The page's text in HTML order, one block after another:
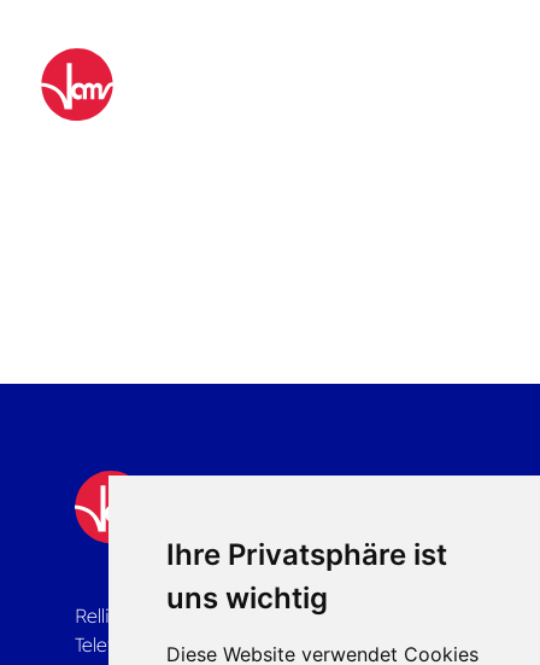
Ihre Privatsphäre ist
uns wichtig
Diese Website verwendet Cookies
Rellinghauser Str. 18, 45128 Essen
Telefon
02 01 8 27 74 - 70